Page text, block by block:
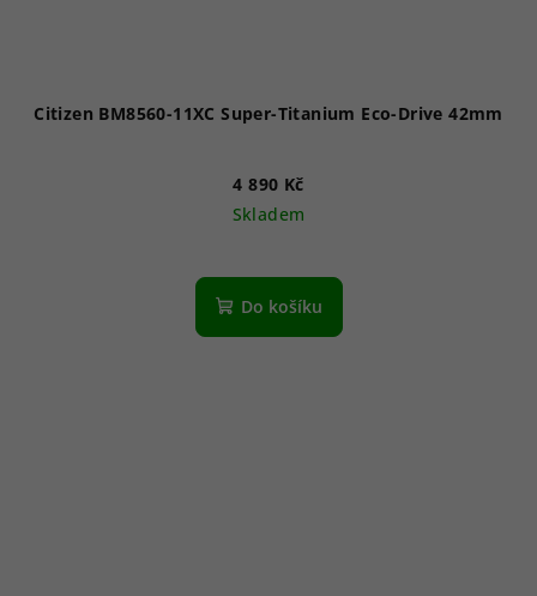
Citizen BM8560-11XC Super-Titanium Eco-Drive 42mm
4 890 Kč
Skladem
hodnocení
produktu
Do košíku